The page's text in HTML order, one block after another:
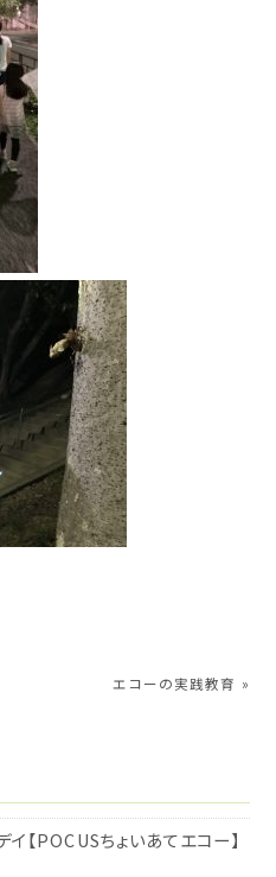
エコーの実践教育 »
【POCUSちょいあてエコー】